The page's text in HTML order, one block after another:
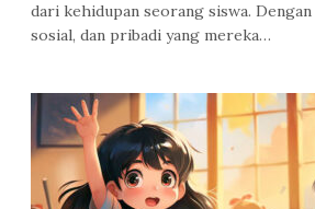
dari kehidupan seorang siswa. Dengan
sosial, dan pribadi yang mereka…